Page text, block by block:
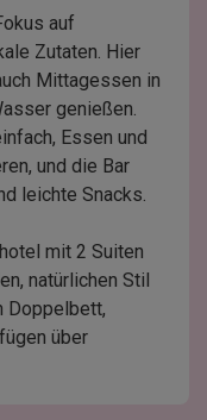
auf
Zutaten. Hier
Mittagessen in
genießen.
Essen und
und die Bar
leichte Snacks.
mit 2 Suiten
natürlichen Stil
Doppelbett,
über